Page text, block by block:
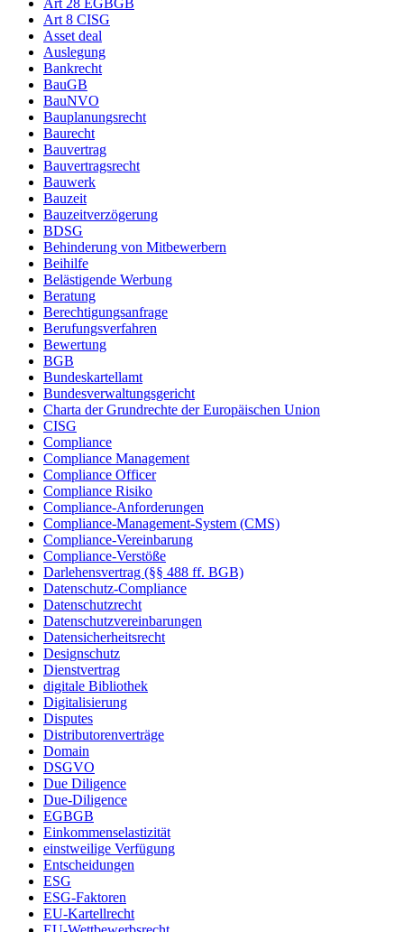
Art 8 CISG
Asset deal
Auslegung
Bankrecht
BauGB
BauNVO
Bauplanungsrecht
Baurecht
Bauvertrag
Bauvertragsrecht
Bauwerk
Bauzeit
Bauzeitverzögerung
BDSG
Behinderung von Mitbewerbern
Beihilfe
Belästigende Werbung
Beratung
Berechtigungsanfrage
Berufungsverfahren
Bewertung
BGB
Bundeskartellamt
Bundesverwaltungsgericht
Charta der Grundrechte der Europäischen Union
CISG
Compliance
Compliance Management
Compliance Officer
Compliance Risiko
Compliance-Anforderungen
Compliance-Management-System (CMS)
Compliance-Vereinbarung
Compliance-Verstöße
Darlehensvertrag (§§ 488 ff. BGB)
Datenschutz-Compliance
Datenschutzrecht
Datenschutzvereinbarungen
Datensicherheitsrecht
Designschutz
Dienstvertrag
digitale Bibliothek
Digitalisierung
Disputes
Distributorenverträge
Domain
DSGVO
Due Diligence
Due-Diligence
EGBGB
Einkommenselastizität
einstweilige Verfügung
Entscheidungen
ESG
ESG-Faktoren
EU-Kartellrecht